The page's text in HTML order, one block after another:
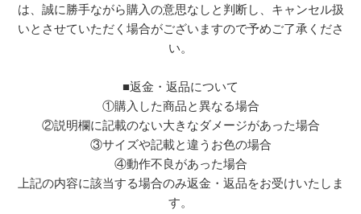
は、誠に勝手ながら購入の意思なしと判断し、キャンセル扱
いとさせていただく場合がございますので予めご了承くださ
い。
■返金・返品について
①購入した商品と異なる場合
②説明欄に記載のない大きなダメージがあった場合
③サイズや記載と違うお色の場合
④動作不良があった場合
上記の内容に該当する場合のみ返金・返品をお受けいたしま
す。